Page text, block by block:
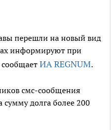
перешли на новый вид
информируют при
ИА REGNUM.
смс-сообщения
долга более 200